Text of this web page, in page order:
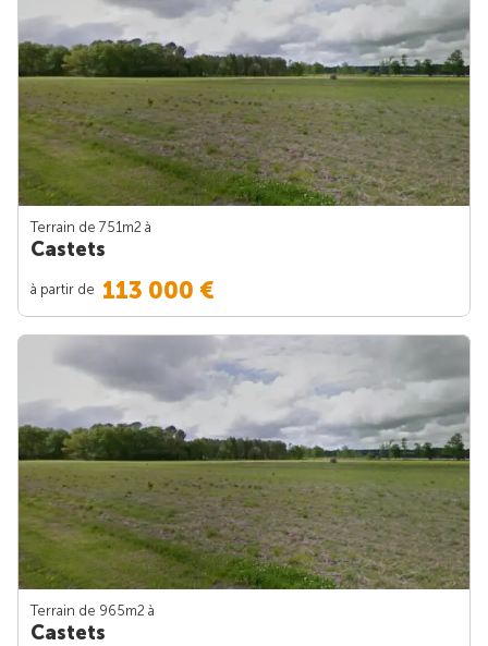
Terrain de 751m2 à
Castets
à partir de 113 000 €
Terrain de 965m2 à
Castets